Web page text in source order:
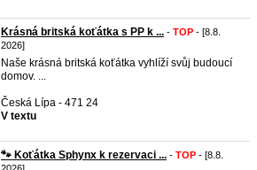
Krásná britská koťátka s PP k ... - TOP - [8.8.
2026]
Naše krásná britská koťátka vyhlíží svůj budoucí
domov. ...
Česká Lípa - 471 24
V textu
🐾 Koťátka Sphynx k rezervaci ... - TOP - [8.8.